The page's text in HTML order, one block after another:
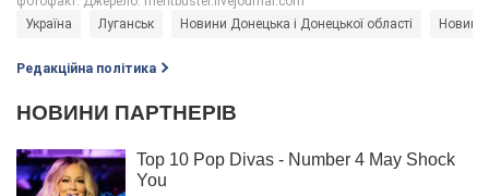
Україна Луганськ Новини Донецька і Донецької області Новини
Редакційна політика